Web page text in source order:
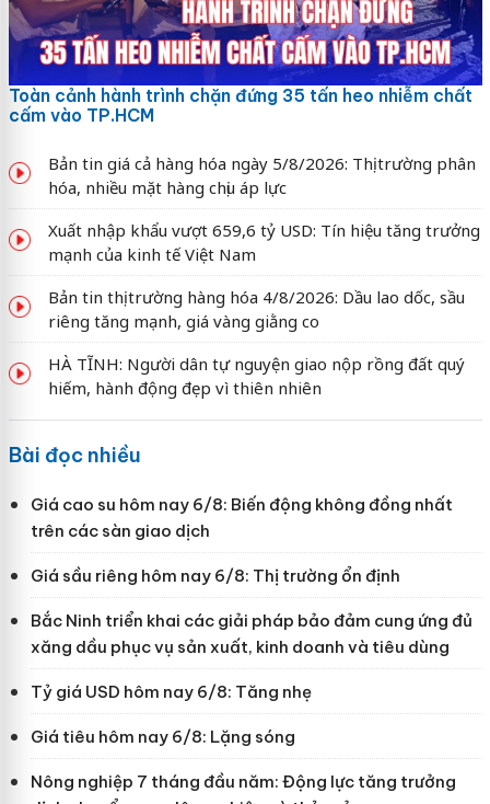
Toàn cảnh hành trình chặn đứng 35 tấn heo nhiễm chất
cấm vào TP.HCM
Bản tin giá cả hàng hóa ngày 5/8/2026: Thị trường phân
hóa, nhiều mặt hàng chịu áp lực
Xuất nhập khẩu vượt 659,6 tỷ USD: Tín hiệu tăng trưởng
mạnh của kinh tế Việt Nam
Bản tin thị trường hàng hóa 4/8/2026: Dầu lao dốc, sầu
riêng tăng mạnh, giá vàng giằng co
HÀ TĨNH: Người dân tự nguyện giao nộp rồng đất quý
hiếm, hành động đẹp vì thiên nhiên
Bài đọc nhiều
Giá cao su hôm nay 6/8: Biến động không đồng nhất
trên các sàn giao dịch
Giá sầu riêng hôm nay 6/8: Thị trường ổn định
Bắc Ninh triển khai các giải pháp bảo đảm cung ứng đủ
xăng dầu phục vụ sản xuất, kinh doanh và tiêu dùng
Tỷ giá USD hôm nay 6/8: Tăng nhẹ
Giá tiêu hôm nay 6/8: Lặng sóng
Nông nghiệp 7 tháng đầu năm: Động lực tăng trưởng